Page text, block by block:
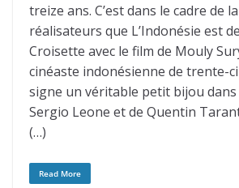
treize ans. C’est dans le cadre de
réalisateurs que L’Indonésie est
Croisette avec le film de Mouly
cinéaste indonésienne de trente-
signe un véritable petit bijou dans
Sergio Leone et de Quentin
(…)
Read More